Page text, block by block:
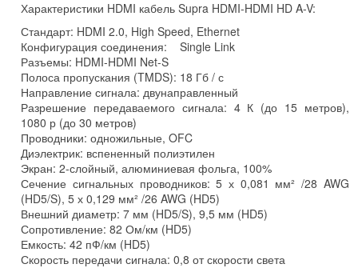
Характеристики HDMI кабель Supra HDMI-HDMI HD A-V:
Стандарт: HDMI 2.0, High Speed, Ethernet
Конфигурация соединения: Single Link
Разъемы: HDMI-HDMI Net-S
Полоса пропускания (TMDS): 18 Гб / с
Направление сигнала: двунаправленный
Разрешение передаваемого сигнала: 4 К (до 15 метров),
1080 р (до 30 метров)
Проводники: одножильные, OFC
Диэлектрик: вспененный полиэтилен
Экран: 2-слойный, алюминиевая фольга, 100%
Сечение сигнальных проводников: 5 х 0,081 мм² /28 AWG
(HD5/S), 5 х 0,129 мм² /26 AWG (HD5)
Внешний диаметр: 7 мм (HD5/S), 9,5 мм (HD5)
Сопротивление: 82 Ом/км (HD5)
Емкость: 42 пФ/км (HD5)
Скорость передачи сигнала: 0,8 от скорости света